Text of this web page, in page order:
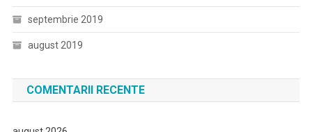
septembrie 2019
august 2019
COMENTARII RECENTE